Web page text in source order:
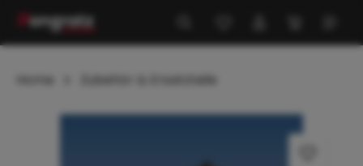
springen
Home Zubehör & Ersatzteile
Bildergalerie überspringen